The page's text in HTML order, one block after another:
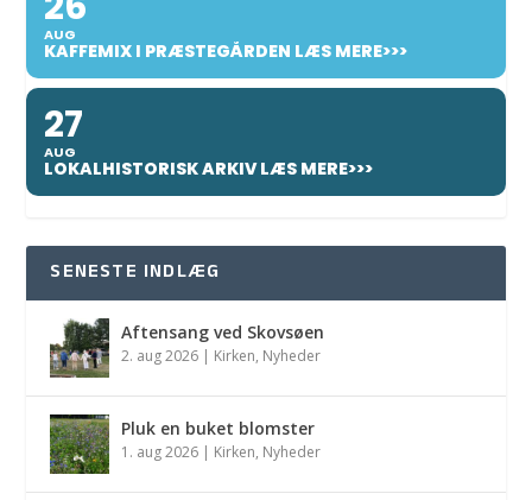
AUG
KAFFEMIX I PRÆSTEGÅRDEN LÆS MERE>>>
27
AUG
LOKALHISTORISK ARKIV LÆS MERE>>>
SENESTE INDLÆG
Aftensang ved Skovsøen
2. aug 2026 | Kirken, Nyheder
Pluk en buket blomster
1. aug 2026 | Kirken, Nyheder